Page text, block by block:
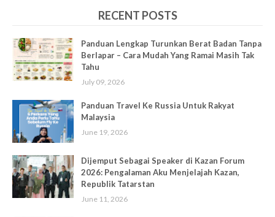
RECENT POSTS
Panduan Lengkap Turunkan Berat Badan Tanpa
Berlapar – Cara Mudah Yang Ramai Masih Tak
Tahu
July 09, 2026
Panduan Travel Ke Russia Untuk Rakyat
Malaysia
June 19, 2026
Dijemput Sebagai Speaker di Kazan Forum
2026: Pengalaman Aku Menjelajah Kazan,
Republik Tatarstan
June 11, 2026